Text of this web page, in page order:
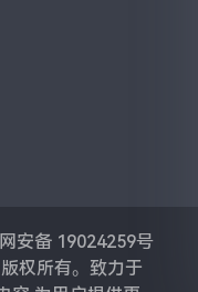
安备 19024259号
版权所有。 致力于